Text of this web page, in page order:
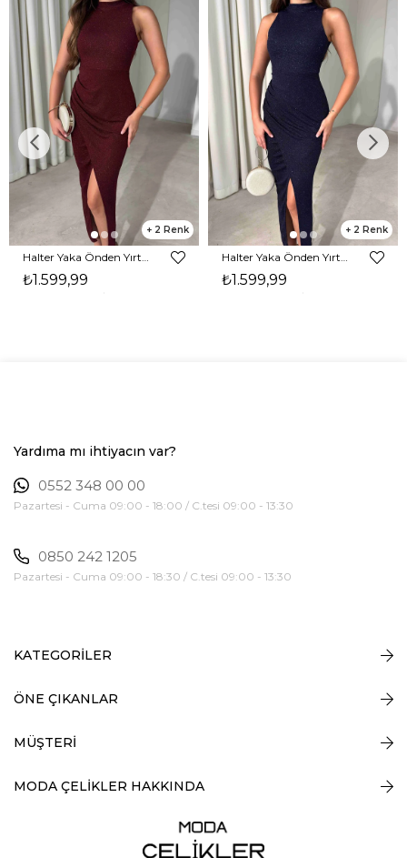
2
₺1.599,99
2
₺1.599,99
Yardıma mı ihtiyacın var?
0552 348 00 00
Pazartesi - Cuma 09:00 - 18:00 / C.tesi 09:00 - 13:30
0850 242 1205
Pazartesi - Cuma 09:00 - 18:30 / C.tesi 09:00 - 13:30
KATEGORİLER
ÖNE ÇIKANLAR
MÜŞTERİ
MODA ÇELİKLER HAKKINDA